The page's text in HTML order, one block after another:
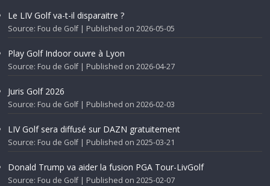
Le LIV Golf va-t-il disparaitre ?
Source: Fou de Golf Published on 2026-05-05
Play Golf Indoor ouvre à Lyon
Source: Fou de Golf Published on 2026-04-27
Juris Golf 2026
Source: Fou de Golf Published on 2026-02-03
LIV Golf sera diffusé sur DAZN gratuitement
Source: Fou de Golf Published on 2025-03-21
Donald Trump va aider la fusion PGA Tour-LivGolf
Source: Fou de Golf Published on 2025-02-07